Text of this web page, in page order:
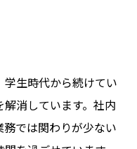
生時代から続けてい
消しています。社内
では関わりが少ない